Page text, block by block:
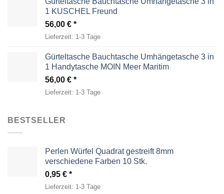
1 KUSCHEL Freund
56,00 €
Lieferzeit: 1-3 Tage
Gürteltasche Bauchtasche Umhängetasche 3 in
1 Handytasche MOIN Meer Maritim
56,00 €
Lieferzeit: 1-3 Tage
BESTSELLER
Perlen Würfel Quadrat gestreift 8mm
verschiedene Farben 10 Stk.
0,95 €
Lieferzeit: 1-3 Tage